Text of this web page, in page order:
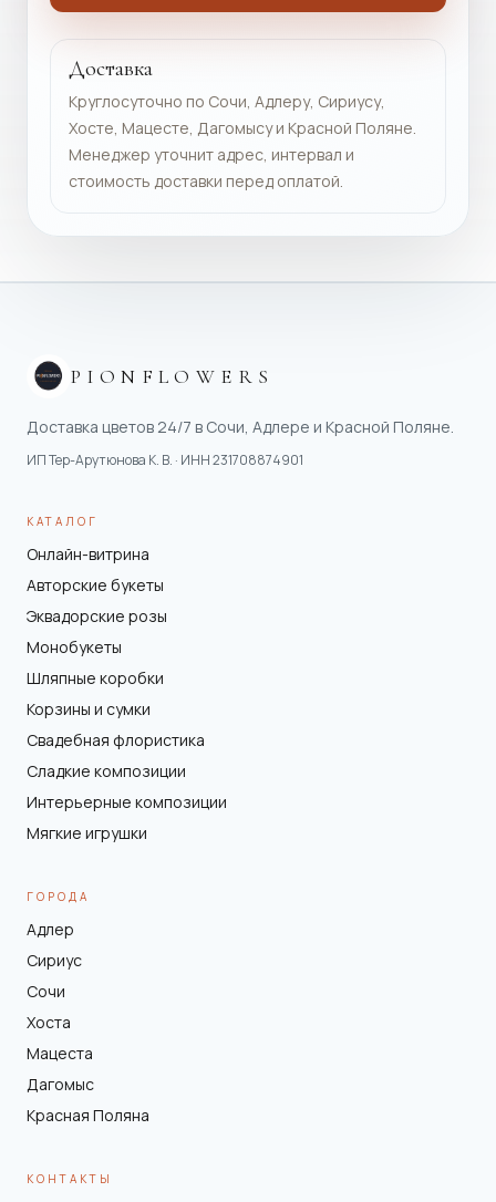
Доставка
Круглосуточно по Сочи, Адлеру, Сириусу,
Хосте, Мацесте, Дагомысу и Красной Поляне.
Менеджер уточнит адрес, интервал и
стоимость доставки перед оплатой.
PIONFLOWERS
Доставка цветов 24/7 в Сочи, Адлере и Красной Поляне.
ИП Тер-Арутюнова К. В. · ИНН231708874901
КАТАЛОГ
Онлайн-витрина
Авторские букеты
Эквадорские розы
Монобукеты
Шляпные коробки
Корзины и сумки
Свадебная флористика
Сладкие композиции
Интерьерные композиции
Мягкие игрушки
ГОРОДА
Адлер
Сириус
Сочи
Хоста
Мацеста
Дагомыс
Красная Поляна
КОНТАКТЫ